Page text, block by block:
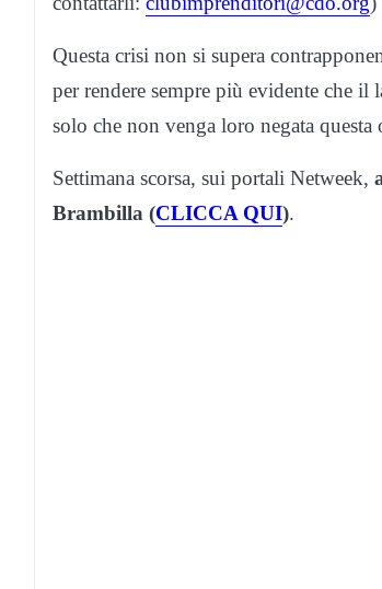
Questa crisi non si supera
per rendere sempre più evidente che il
solo che non venga loro negata questa
Settimana scorsa, sui portali Netweek,
Brambilla (CLICCA QUI).